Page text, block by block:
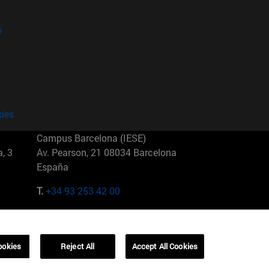
3
Campus Barcelona (IESE)
Av. Pearson, 21 08034 Barcelona
España
T.+34 93 253 42 00
01321001 Bela Vista Brasil
Reject All Accept All Cookies